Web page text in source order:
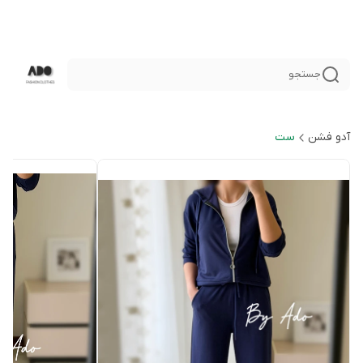
جستجو
آدو فشن ست